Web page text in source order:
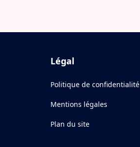
Légal
Politique de confidentialité
Mentions légales
Plan du site